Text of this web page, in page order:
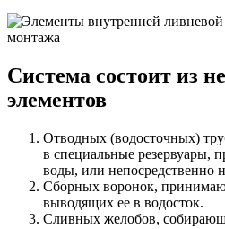
Система состоит из
элементов
Отводных (водосточных)
в специальные резервуары,
воды, или непосредственно
Сборных воронок,
выводящих ее в водосток.
Сливных желобов,